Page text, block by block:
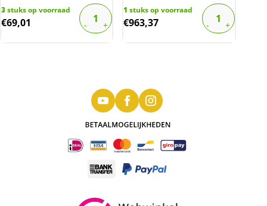
3stuks op voorraad
€69,01
1 stuks op voorraad
€963,37